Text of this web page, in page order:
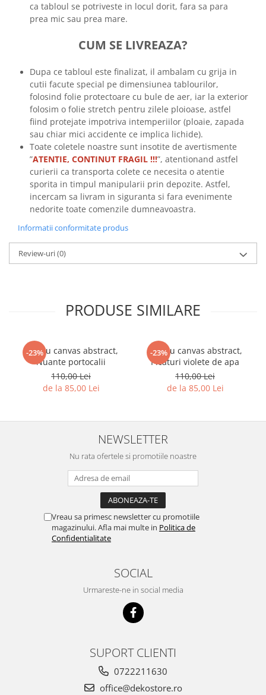
ca tabloul se potriveste in locul dorit, fara sa para
prea mic sau prea mare.
CUM SE LIVREAZA?
Dupa ce tabloul este finalizat, il ambalam cu grija in
cutii facute special pe dimensiunea tablourilor,
folosind folie protectoare cu bule de aer, iar la exterior
folosim o folie stretch pentru zilele ploioase, astfel
fiind protejate impotriva intemperiilor (ploaie, zapada
sau chiar mici accidente ce implica lichide).
Toate coletele noastre sunt insotite de avertismente
”ATENTIE, CONTINUT FRAGIL !!!”, atentionand astfel
curierii ca transporta colete ce necesita o atentie
sporita in timpul manipularii prin depozite. Astfel,
incercam sa livram in siguranta si fara evenimente
nedorite toate comenzile dumneavoastra.
Informatii conformitate produs
Review-uri(0)
PRODUSE SIMILARE
-23%
Tablou canvas abstract,
Nuante portocalii
110,00 Lei
de la 85,00 Lei
-23%
Tablou canvas abstract,
Picaturi violete de apa
110,00 Lei
de la 85,00 Lei
NEWSLETTER
Nu rata ofertele si promotiile noastre
Vreau sa primesc newsletter cu promotiile
magazinului. Afla mai multe in Politica de
Confidentialitate
SOCIAL
Urmareste-ne in social media
SUPORT CLIENTI
0722211630
office@dekostore.ro